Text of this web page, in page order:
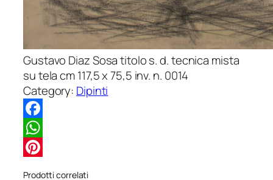
Gustavo Diaz Sosa titolo s. d. tecnica mista
su tela cm 117,5 x 75,5 inv. n. 0014
Category: Dipinti
Facebook
WhatsApp
Prodotti correlati